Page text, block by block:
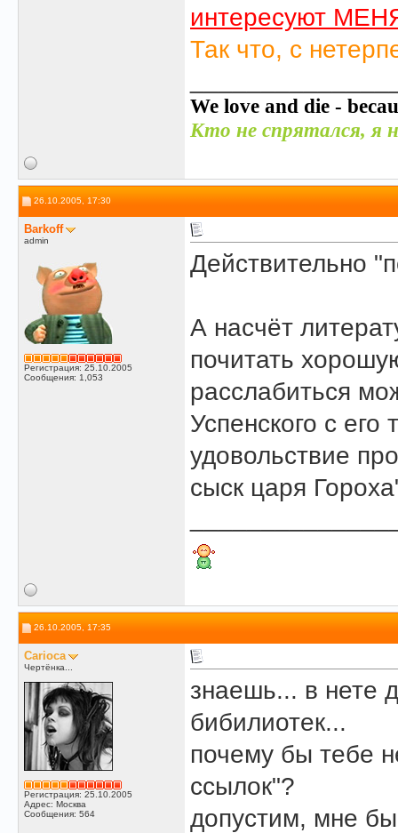
интересуют
Так что, с
We love and die -
Кто не спрятался, я
26.10.2005, 17:30
Barkoff
admin
Регистрация: 25.10.2005
Сообщения: 1,053
Действительно
А насчёт
почитать
расслабиться
Успенского с
удовольствие
сыск царя
26.10.2005, 17:35
Carioca
Чертёнка...
Регистрация: 25.10.2005
Адрес: Москва
Сообщения: 564
знаешь... в нете
бибилиотек...
почему бы тебе
ссылок"?
допустим, мне